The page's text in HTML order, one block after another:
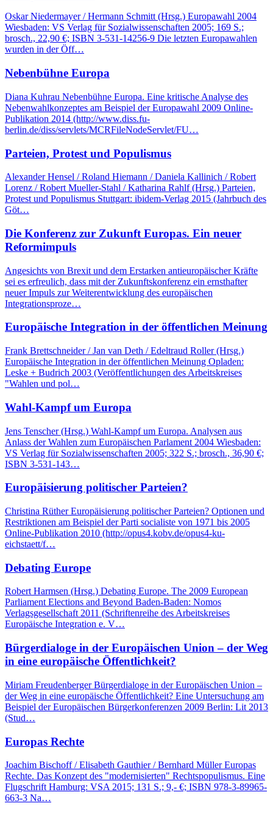
Oskar Niedermayer / Hermann Schmitt (Hrsg.) Europawahl 2004
Wiesbaden: VS Verlag für Sozialwissenschaften 2005; 169 S.;
brosch., 22,90 €; ISBN 3-531-14256-9 Die letzten Europawahlen
wurden in der Öff…
Nebenbühne Europa
Diana Kuhrau Nebenbühne Europa. Eine kritische Analyse des
Nebenwahlkonzeptes am Beispiel der Europawahl 2009 Online-
Publikation 2014 (http://www.diss.fu-
berlin.de/diss/servlets/MCRFileNodeServlet/FU…
Parteien, Protest und Populismus
Alexander Hensel / Roland Hiemann / Daniela Kallinich / Robert
Lorenz / Robert Mueller-Stahl / Katharina Rahlf (Hrsg.) Parteien,
Protest und Populismus Stuttgart: ibidem-Verlag 2015 (Jahrbuch des
Göt…
Die Konferenz zur Zukunft Europas. Ein neuer
Reformimpuls
Angesichts von Brexit und dem Erstarken antieuropäischer Kräfte
sei es erfreulich, dass mit der Zukunftskonferenz ein ernsthafter
neuer Impuls zur Weiterentwicklung des europäischen
Integrationsproze…
Europäische Integration in der öffentlichen Meinung
Frank Brettschneider / Jan van Deth / Edeltraud Roller (Hrsg.)
Europäische Integration in der öffentlichen Meinung Opladen:
Leske + Budrich 2003 (Veröffentlichungen des Arbeitskreises
"Wahlen und pol…
Wahl-Kampf um Europa
Jens Tenscher (Hrsg.) Wahl-Kampf um Europa. Analysen aus
Anlass der Wahlen zum Europäischen Parlament 2004 Wiesbaden:
VS Verlag für Sozialwissenschaften 2005; 322 S.; brosch., 36,90 €;
ISBN 3-531-143…
Europäisierung politischer Parteien?
Christina Rüther Europäisierung politischer Parteien? Optionen und
Restriktionen am Beispiel der Parti socialiste von 1971 bis 2005
Online-Publikation 2010 (http://opus4.kobv.de/opus4-ku-
eichstaett/f…
Debating Europe
Robert Harmsen (Hrsg.) Debating Europe. The 2009 European
Parliament Elections and Beyond Baden-Baden: Nomos
Verlagsgesellschaft 2011 (Schriftenreihe des Arbeitskreises
Europäische Integration e. V…
Bürgerdialoge in der Europäischen Union – der Weg
in eine europäische Öffentlichkeit?
Miriam Freudenberger Bürgerdialoge in der Europäischen Union –
der Weg in eine europäische Öffentlichkeit? Eine Untersuchung am
Beispiel der Europäischen Bürgerkonferenzen 2009 Berlin: Lit 2013
(Stud…
Europas Rechte
Joachim Bischoff / Elisabeth Gauthier / Bernhard Müller Europas
Rechte. Das Konzept des "modernisierten" Rechtspopulismus. Eine
Flugschrift Hamburg: VSA 2015; 131 S.; 9,- €; ISBN 978-3-89965-
663-3 Na…